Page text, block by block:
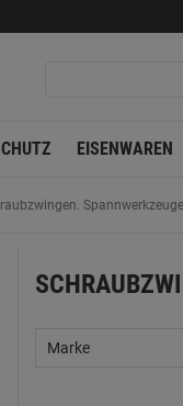
EISENWAREN
Spannwerkzeuge
Marke